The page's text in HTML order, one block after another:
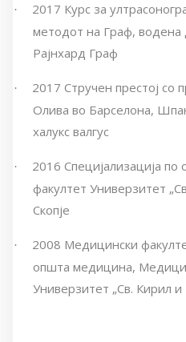
·
2017 Курс за
методот на Граф, водена
Рајнхард Граф
·
2017 Стручен престој
Олива во Барселона,
халукс валгус
·
2016 Специјализација
факултет Универзитет
Скопје
·
2008 Медицински
општа медицина,
Универзитет „Св. Кирил и